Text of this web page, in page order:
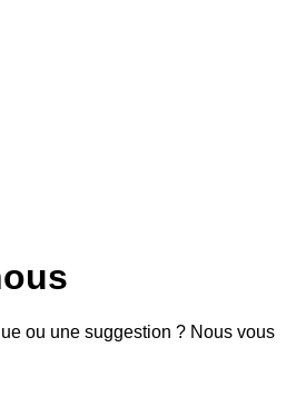
ou une suggestion ? Nous vous